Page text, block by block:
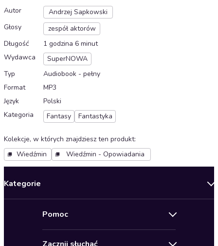
Autor
Andrzej Sapkowski
Głosy
zespół aktorów
Długość
1 godzina 6 minut
Wydawca
SuperNOWA
Typ
Audiobook - pełny
Format
MP3
Język
Polski
Kategoria
Fantasy Fantastyka
Kolekcje, w których znajdziesz ten produkt:
Wiedźmin
Wiedźmin - Opowiadania
Kategorie
Pomoc